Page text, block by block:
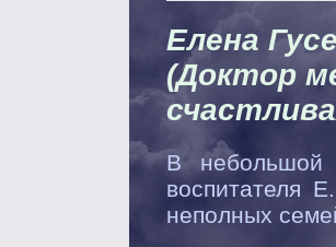
Елена
(Доктор
В небольшой
воспитателя
неполных